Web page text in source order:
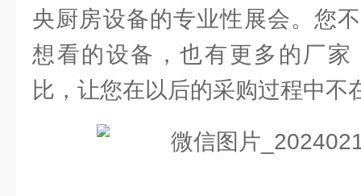
央厨房设备的专业性展会。您
想看的设备，也有更多的厂
比，让您在以后的采购过程中不